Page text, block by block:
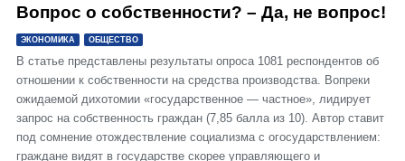
Вопрос о собственности? – Да, не вопрос!
ЭКОНОМИКА ОБЩЕСТВО
В статье представлены результаты опроса 1081 респондентов об
отношении к собственности на средства производства. Вопреки
ожидаемой дихотомии «государственное — частное», лидирует
запрос на собственность граждан (7,85 балла из 10). Автор ставит
под сомнение отождествление социализма с огосударствлением:
граждане видят в государстве скорее управляющего и